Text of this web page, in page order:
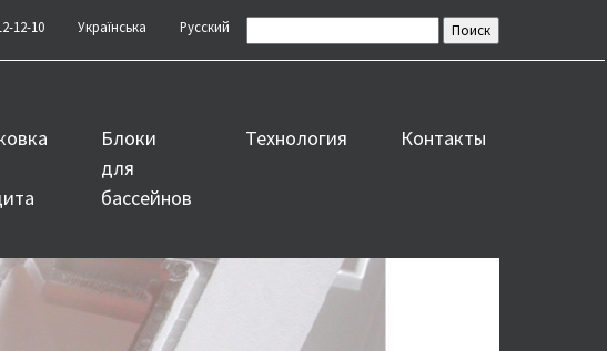
12-10 Українська Русский
Блоки
для
бассейнов
Технология Контакты